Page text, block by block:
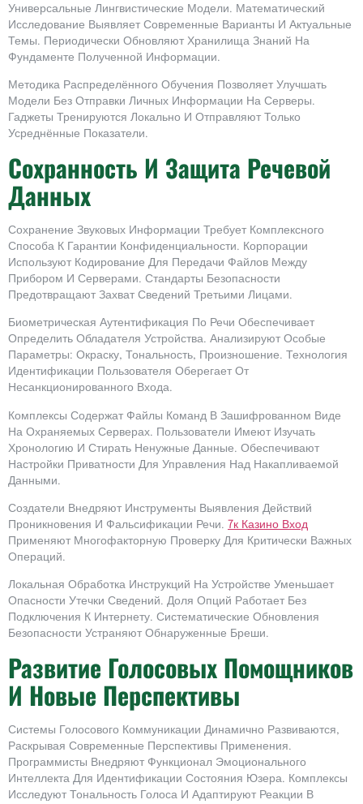
Универсальные Лингвистические Модели. Математический
Исследование Выявляет Современные Варианты И Актуальные
Темы. Периодически Обновляют Хранилища Знаний На
Фундаменте Полученной Информации.
Методика Распределённого Обучения Позволяет Улучшать
Модели Без Отправки Личных Информации На Серверы.
Гаджеты Тренируются Локально И Отправляют Только
Усреднённые Показатели.
Сохранность И Защита Речевой
Данных
Сохранение Звуковых Информации Требует Комплексного
Способа К Гарантии Конфиденциальности. Корпорации
Используют Кодирование Для Передачи Файлов Между
Прибором И Серверами. Стандарты Безопасности
Предотвращают Захват Сведений Третьими Лицами.
Биометрическая Аутентификация По Речи Обеспечивает
Определить Обладателя Устройства. Анализируют Особые
Параметры: Окраску, Тональность, Произношение. Технология
Идентификации Пользователя Оберегает От
Несанкционированного Входа.
Комплексы Содержат Файлы Команд В Зашифрованном Виде
На Охраняемых Серверах. Пользователи Имеют Изучать
Хронологию И Стирать Ненужные Данные. Обеспечивают
Настройки Приватности Для Управления Над Накапливаемой
Данными.
Создатели Внедряют Инструменты Выявления Действий
Проникновения И Фальсификации Речи. 7к Казино Вход
Применяют Многофакторную Проверку Для Критически Важных
Операций.
Локальная Обработка Инструкций На Устройстве Уменьшает
Опасности Утечки Сведений. Доля Опций Работает Без
Подключения К Интернету. Систематические Обновления
Безопасности Устраняют Обнаруженные Бреши.
Развитие Голосовых Помощников
И Новые Перспективы
Системы Голосового Коммуникации Динамично Развиваются,
Раскрывая Современные Перспективы Применения.
Программисты Внедряют Функционал Эмоционального
Интеллекта Для Идентификации Состояния Юзера. Комплексы
Исследуют Тональность Голоса И Адаптируют Реакции В